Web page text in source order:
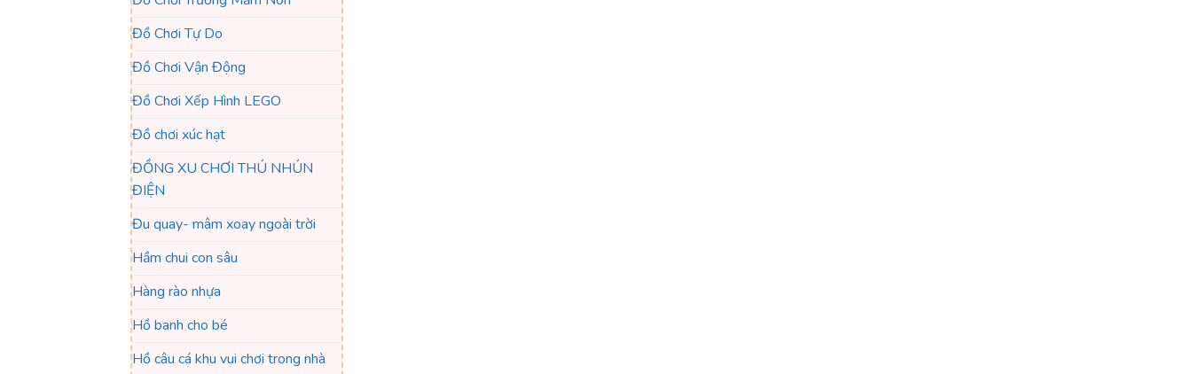
Đồ Chơi Tự Do
Đồ Chơi Vận Động
Đồ Chơi Xếp Hình LEGO
Đồ chơi xúc hạt
ĐỒNG XU CHƠI THÚ NHÚN
ĐIỆN
Đu quay- mâm xoay ngoài trời
Hầm chui con sâu
Hàng rào nhựa
Hồ banh cho bé
Hồ câu cá khu vui chơi trong nhà